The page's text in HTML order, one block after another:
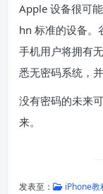
Apple 设备很可
hn 标准的设备。
手机用户将拥有
悉无密码系统，
没有密码的未来
来。
发表至： iPhone教